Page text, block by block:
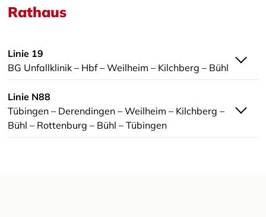
Rathaus
Linie 19
BG Unfallklinik – Hbf – Weilheim – Kilchberg – Bühl
Linie N88
Tübingen – Derendingen – Weilheim – Kilchberg –
Bühl – Rottenburg – Bühl – Tübingen